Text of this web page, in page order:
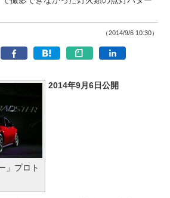
（2014/9/6 10:30）
」プロト
2014年9月6日公開